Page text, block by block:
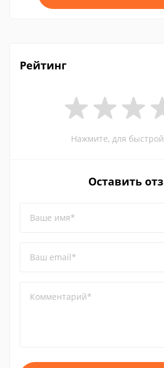
Рейтинг
Нажмите, для
Оставить
Ваше имя*
Ваш email*
Комментарий*